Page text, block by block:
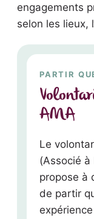
engagements
selon les lieux,
PARTIR
AMA
Le
(Associé à
propose à
de partir